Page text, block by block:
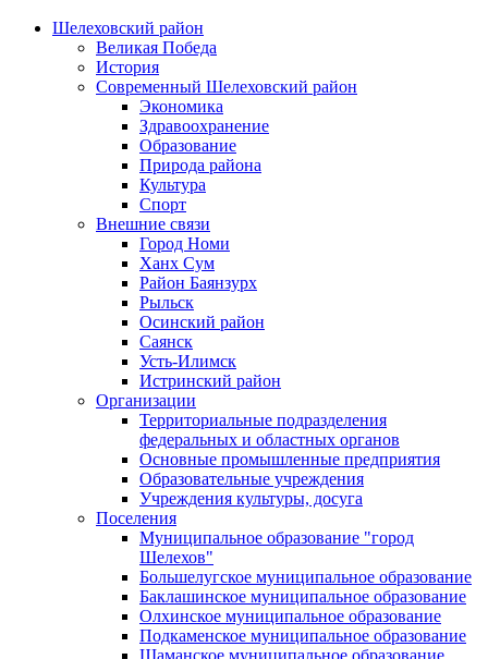
Шелеховский район
Великая Победа
История
Современный Шелеховский район
Экономика
Здравоохранение
Образование
Природа района
Культура
Спорт
Внешние связи
Город Номи
Ханх Сум
Район Баянзурх
Рыльск
Осинский район
Саянск
Усть-Илимск
Истринский район
Организации
Территориальные подразделения
федеральных и областных органов
Основные промышленные предприятия
Образовательные учреждения
Учреждения культуры, досуга
Поселения
Муниципальное образование "город
Шелехов"
Большелугское муниципальное образование
Баклашинское муниципальное образование
Олхинское муниципальное образование
Подкаменское муниципальное образование
Шаманское муниципальное образование